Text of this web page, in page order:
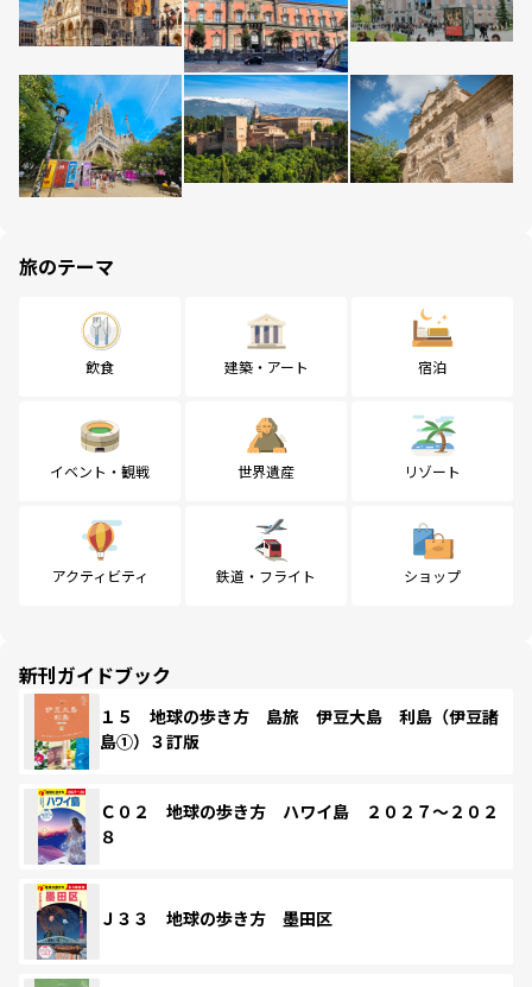
旅のテーマ
飲食 建築・アート 宿泊
イベント・観戦 世界遺産 リゾート
アクティビティ 鉄道・フライト ショップ
新刊ガイドブック
１５ 地球の歩き方 島旅 伊豆大島 利島（伊豆諸
島①）３訂版
Ｃ０２ 地球の歩き方 ハワイ島 ２０２７～２０２
８
Ｊ３３ 地球の歩き方 墨田区